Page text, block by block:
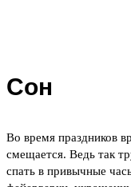
Сон
Во время праздников
смещается. Ведь так
спать в привычные